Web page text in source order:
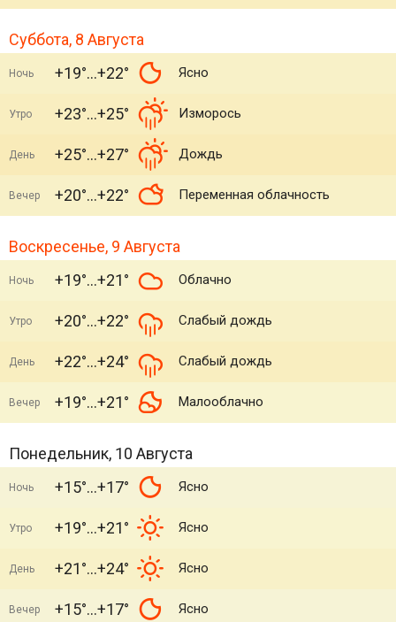
Суббота, 8 Августа
Ночь +19° +22° Ясно
Утро +23° +25° Изморось
День +25° +27° Дождь
Вечер +20° +22° Переменная облачность
Воскресенье, 9 Августа
Ночь +19° +21° Облачно
Утро +20° +22° Слабый дождь
День +22° +24° Слабый дождь
Вечер +19° +21° Малооблачно
Понедельник, 10 Августа
Ночь +15° +17° Ясно
Утро +19° +21° Ясно
День +21° +24° Ясно
Вечер +15° +17° Ясно